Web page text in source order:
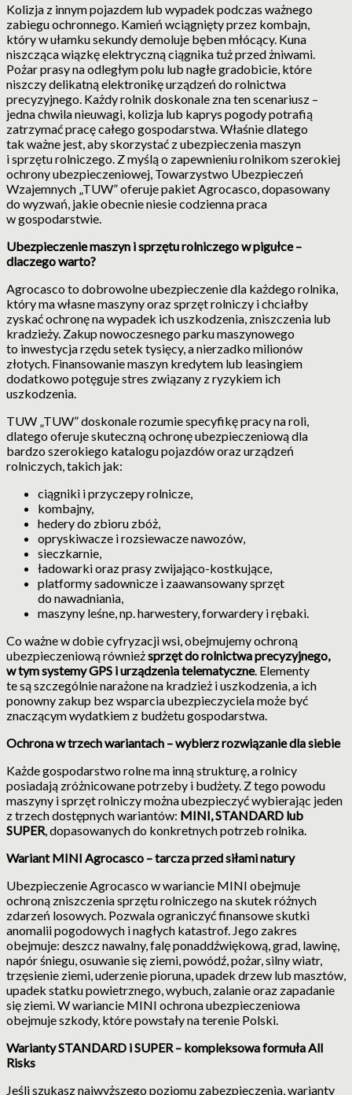
Kolizja z innym pojazdem lub wypadek podczas ważnego
zabiegu ochronnego. Kamień wciągnięty przez kombajn,
który w ułamku sekundy demoluje bęben młócący. Kuna
niszcząca wiązkę elektryczną ciągnika tuż przed żniwami.
Pożar prasy na odległym polu lub nagłe gradobicie, które
niszczy delikatną elektronikę urządzeń do rolnictwa
precyzyjnego. Każdy rolnik doskonale zna ten scenariusz –
jedna chwila nieuwagi, kolizja lub kaprys pogody potrafią
zatrzymać pracę całego gospodarstwa. Właśnie dlatego
tak ważne jest, aby skorzystać z ubezpieczenia maszyn
i sprzętu rolniczego. Z myślą o zapewnieniu rolnikom szerokiej
ochrony ubezpieczeniowej, Towarzystwo Ubezpieczeń
Wzajemnych „TUW” oferuje pakiet Agrocasco, dopasowany
do wyzwań, jakie obecnie niesie codzienna praca
w gospodarstwie.
Ubezpieczenie maszyn i sprzętu rolniczego w pigułce –
dlaczego warto?
Agrocasco to dobrowolne ubezpieczenie dla każdego rolnika,
który ma własne maszyny oraz sprzęt rolniczy i chciałby
zyskać ochronę na wypadek ich uszkodzenia, zniszczenia lub
kradzieży. Zakup nowoczesnego parku maszynowego
to inwestycja rzędu setek tysięcy, a nierzadko milionów
złotych. Finansowanie maszyn kredytem lub leasingiem
dodatkowo potęguje stres związany z ryzykiem ich
uszkodzenia.
TUW „TUW” doskonale rozumie specyfikę pracy na roli,
dlatego oferuje skuteczną ochronę ubezpieczeniową dla
bardzo szerokiego katalogu pojazdów oraz urządzeń
rolniczych, takich jak:
ciągniki i przyczepy rolnicze,
kombajny,
hedery do zbioru zbóż,
opryskiwacze i rozsiewacze nawozów,
sieczkarnie,
ładowarki oraz prasy zwijająco-kostkujące,
platformy sadownicze i zaawansowany sprzęt
do nawadniania,
maszyny leśne, np. harwestery, forwardery i rębaki.
Co ważne w dobie cyfryzacji wsi, obejmujemy ochroną
ubezpieczeniową równieżsprzęt do rolnictwa precyzyjnego,
w tym systemy GPS i urządzenia telematyczne. Elementy
te są szczególnie narażone na kradzież i uszkodzenia, a ich
ponowny zakup bez wsparcia ubezpieczyciela może być
znaczącym wydatkiem z budżetu gospodarstwa.
Ochrona w trzech wariantach – wybierz rozwiązanie dla siebie
Każde gospodarstwo rolne ma inną strukturę, a rolnicy
posiadają zróżnicowane potrzeby i budżety. Z tego powodu
maszyny i sprzęt rolniczy można ubezpieczyć wybierając jeden
z trzech dostępnych wariantów: MINI, STANDARD lub
SUPER, dopasowanych do konkretnych potrzeb rolnika.
Wariant MINI Agrocasco – tarcza przed siłami natury
Ubezpieczenie Agrocasco w wariancie MINI obejmuje
ochroną zniszczenia sprzętu rolniczego na skutek różnych
zdarzeń losowych. Pozwala ograniczyć finansowe skutki
anomalii pogodowych i nagłych katastrof. Jego zakres
obejmuje: deszcz nawalny, falę ponaddźwiękową, grad, lawinę,
napór śniegu, osuwanie się ziemi, powódź, pożar, silny wiatr,
trzęsienie ziemi, uderzenie pioruna, upadek drzew lub masztów,
upadek statku powietrznego, wybuch, zalanie oraz zapadanie
się ziemi. W wariancie MINI ochrona ubezpieczeniowa
obejmuje szkody, które powstały na terenie Polski.
Warianty STANDARD i SUPER – kompleksowa formuła All
Risks
Jeśli szukasz najwyższego poziomu zabezpieczenia, warianty